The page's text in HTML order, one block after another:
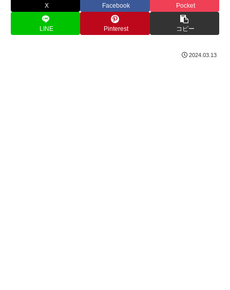
X Facebook Pocket
LINE Pinterest コピー
2024.03.13